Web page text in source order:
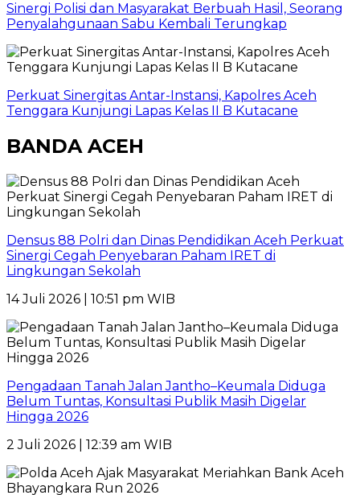
Sinergi Polisi dan Masyarakat Berbuah Hasil, Seorang
Penyalahgunaan Sabu Kembali Terungkap
Perkuat Sinergitas Antar-Instansi, Kapolres Aceh
Tenggara Kunjungi Lapas Kelas II B Kutacane
BANDA ACEH
Densus 88 Polri dan Dinas Pendidikan Aceh Perkuat
Sinergi Cegah Penyebaran Paham IRET di
Lingkungan Sekolah
14 Juli 2026 | 10:51 pm WIB
Pengadaan Tanah Jalan Jantho–Keumala Diduga
Belum Tuntas, Konsultasi Publik Masih Digelar
Hingga 2026
2 Juli 2026 | 12:39 am WIB